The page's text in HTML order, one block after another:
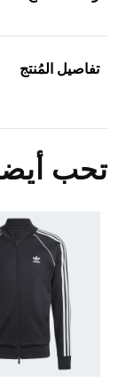
تفاصيل المُنتج
تحب